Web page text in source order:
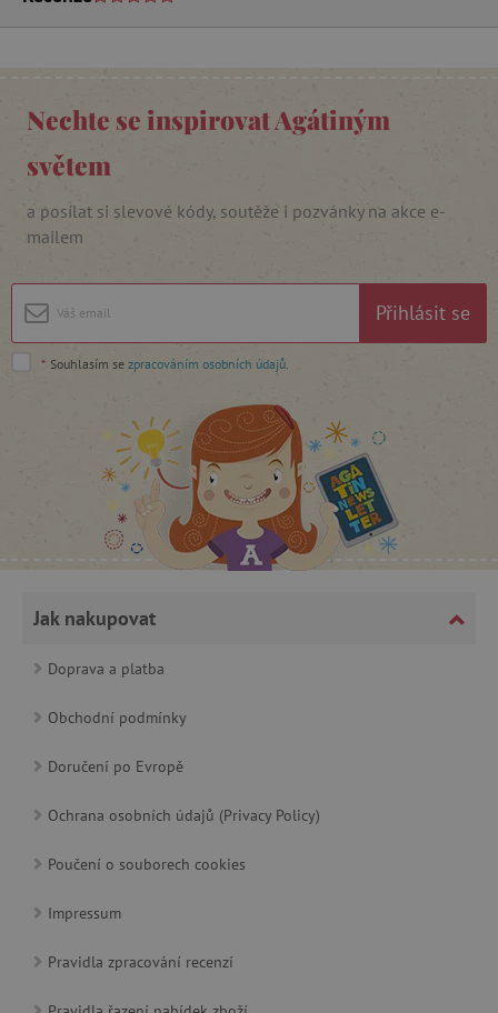
Nechte se inspirovat Agátiným
světem
a posílat si slevové kódy, soutěže i pozvánky na akce e-
mailem
Přihlásit se
* Souhlasím se zpracováním osobních údajů
Jak nakupovat
Doprava a platba
Obchodní podmínky
Doručení po Evropě
Ochrana osobních údajů (Privacy Policy)
Poučení o souborech cookies
Impressum
Pravidla zpracování recenzí
Analytické cookies
Marketingové cookies
základní funkce webových stránek, jako je
Doména